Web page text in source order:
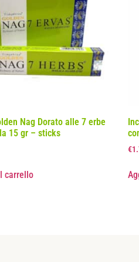
Nag Dorato alle 7 erbe
15 gr – sticks
carrello
€